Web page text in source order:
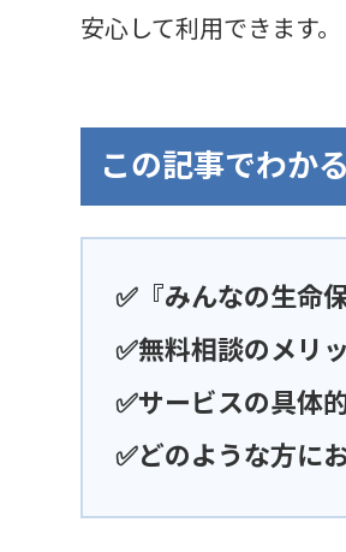
安心して利用できます。
この記事でわか
✅『みんなの生命
✅無料相談のメリ
✅サービスの具体
✅どのような方に